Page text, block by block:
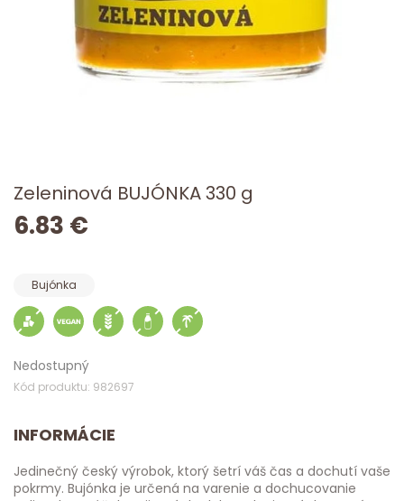
Zeleninová BUJÓNKA 330 g
6.83 €
Bujónka
Nedostupný
Kód produktu: 982697
INFORMÁCIE
Jedinečný český výrobok, ktorý šetrí váš čas a dochutí vaše
pokrmy. Bujónka je určená na varenie a dochucovanie